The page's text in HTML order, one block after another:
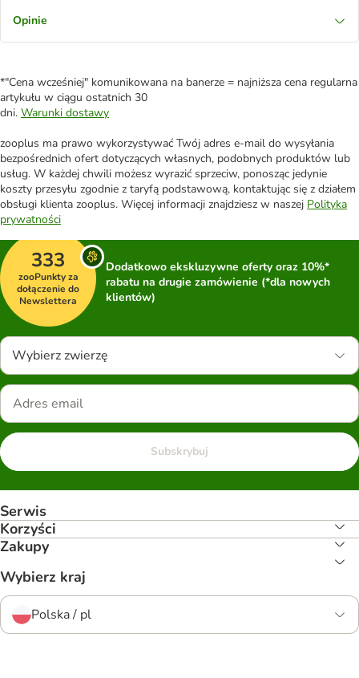
Opinie
*"Cena wcześniej" komunikowana na banerze = najniższa cena regularna
artykułu w ciągu ostatnich 30
dni. Warunki dostawy
zooplus ma prawo wykorzystywać Twój adres e-mail do wysyłania
bezpośrednich ofert dotyczących własnych, podobnych produktów lub
usług. W każdej chwili możesz wyrazić sprzeciw, ponosząc jedynie
koszty przesyłu zgodnie z taryfą podstawową, kontaktując się z działem
obsługi klienta zooplus. Więcej informacji znajdziesz w naszej Polityka
prywatności
333
zooPunkty za
dołączenie do
Newslettera
Dodatkowo ekskluzywne oferty oraz 10%*
rabatu na drugie zamówienie (*dla nowych
klientów)
Wybierz zwierzę
Subskrybuj
Serwis
Korzyści
Zakupy
Wybierz kraj
Polska / pl